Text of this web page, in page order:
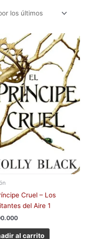
Cruel – Los
del Aire 1
al carrito